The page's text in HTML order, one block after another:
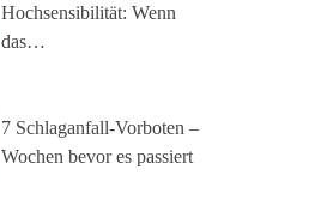
Hochsensibilität: Wenn
das…
7 Schlaganfall-Vorboten –
Wochen bevor es passiert